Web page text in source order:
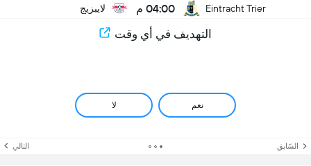
Eintracht Trier 04:00 م لايبزيج
التهديف في أي وقت
نعم لا
السّابق التالي